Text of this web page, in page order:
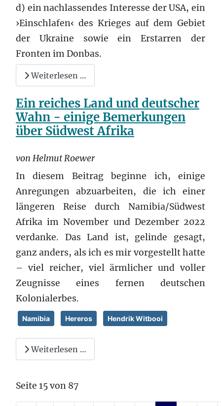
d) ein nachlassendes Interesse der USA, ein
›Einschlafen‹ des Krieges auf dem Gebiet
der Ukraine sowie ein Erstarren der
Fronten im Donbas.
Weiterlesen …
Ein reiches Land und deutscher
Wahn - einige Bemerkungen
über Südwest Afrika
von Helmut Roewer
In diesem Beitrag beginne ich, einige
Anregungen abzuarbeiten, die ich einer
längeren Reise durch Namibia/Südwest
Afrika im November und Dezember 2022
verdanke. Das Land ist, gelinde gesagt,
ganz anders, als ich es mir vorgestellt hatte
– viel reicher, viel ärmlicher und voller
Zeugnisse eines fernen deutschen
Kolonialerbes.
Namibia Hereros Hendrik Witbooi
Weiterlesen …
Seite 15 von 87